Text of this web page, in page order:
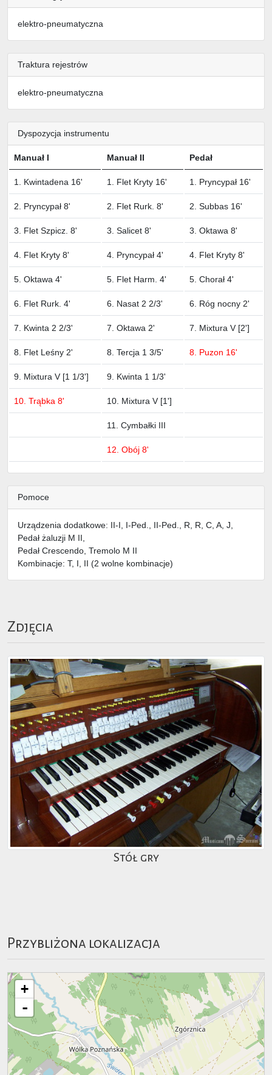
elektro-pneumatyczna
Traktura rejestrów
elektro-pneumatyczna
Dyspozycja instrumentu
Manuał I Manuał II Pedał
1. Kwintadena 16' 1. Flet Kryty 16' 1. Pryncypał 16'
2. Pryncypał 8' 2. Flet Rurk. 8' 2. Subbas 16'
3. Flet Szpicz. 8' 3. Salicet 8' 3. Oktawa 8'
4. Flet Kryty 8' 4. Pryncypał 4' 4. Flet Kryty 8'
5. Oktawa 4' 5. Flet Harm. 4' 5. Chorał 4'
6. Flet Rurk. 4' 6. Nasat 2 2/3' 6. Róg nocny 2'
7. Kwinta 2 2/3' 7. Oktawa 2' 7. Mixtura V [2']
8. Flet Leśny 2' 8. Tercja 1 3/5' 8. Puzon 16'
9. Mixtura V [1 1/3'] 9. Kwinta 1 1/3'
10. Trąbka 8' 10. Mixtura V [1']
11. Cymbałki III
12. Obój 8'
Pomoce
Urządzenia dodatkowe: II-I, I-Ped., II-Ped., R, R, C, A, J,
Pedał żaluzji M II,
Pedał Crescendo, Tremolo M II
Kombinacje: T, I, II (2 wolne kombinacje)
Zdjęcia
Stół gry
Przybliżona lokalizacja
+
-